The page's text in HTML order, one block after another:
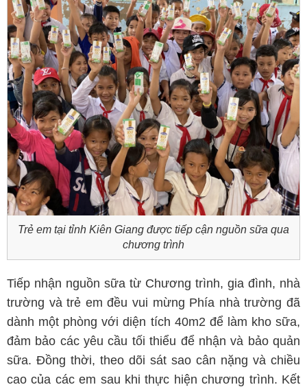
Trẻ em tại tỉnh Kiên Giang được tiếp cận nguồn sữa qua
chương trình
Tiếp nhận nguồn sữa từ Chương trình, gia đình, nhà
trường và trẻ em đều vui mừng Phía nhà trường đã
dành một phòng với diện tích 40m2 để làm kho sữa,
đảm bảo các yêu cầu tối thiểu để nhận và bảo quản
sữa. Đồng thời, theo dõi sát sao cân nặng và chiều
cao của các em sau khi thực hiện chương trình. Kết